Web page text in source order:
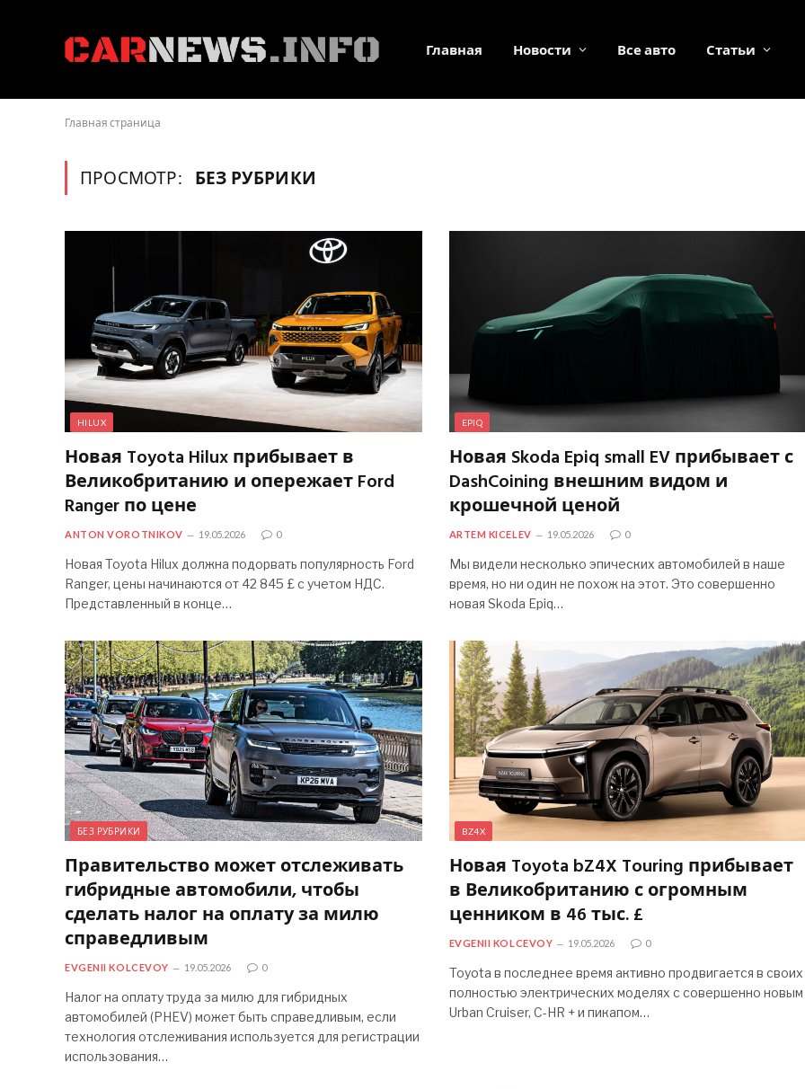
Главная Новости Все авто Статьи
Главная страница
ПРОСМОТР: БЕЗ РУБРИКИ
HILUX
Новая Toyota Hilux прибывает в
Великобританию и опережает Ford
Ranger по цене
ANTON VOROTNIKOV 19.05.2026 0
Новая Toyota Hilux должна подорвать популярность Ford
Ranger, цены начинаются от 42 845 £ с учетом НДС.
Представленный в конце…
EPIQ
Новая Skoda Epiq small EV прибывает с
DashCoining внешним видом и
крошечной ценой
ARTEM KICELEV 19.05.2026 0
Мы видели несколько эпических автомобилей в наше
время, но ни один не похож на этот. Это совершенно
новая Skoda Epiq…
БЕЗ РУБРИКИ
Правительство может отслеживать
гибридные автомобили, чтобы
сделать налог на оплату за милю
справедливым
EVGENII KOLCEVOY 19.05.2026 0
Налог на оплату труда за милю для гибридных
автомобилей (PHEV) может быть справедливым, если
технология отслеживания используется для регистрации
использования…
BZ4X
Новая Toyota bZ4X Touring прибывает
в Великобританию с огромным
ценником в 46 тыс. £
EVGENII KOLCEVOY 19.05.2026 0
Toyota в последнее время активно продвигается в своих
полностью электрических моделях с совершенно новым
Urban Cruiser, C-HR + и пикапом…